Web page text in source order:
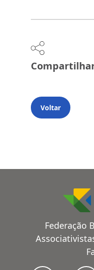
Voltar
Federação